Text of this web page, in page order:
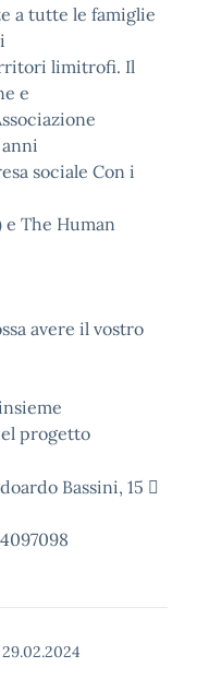
a tutte le famiglie
limitrofi. Il
e
sociale Con i
The Human
avere il vostro
progetto
Bassini, 15 
29.02.2024